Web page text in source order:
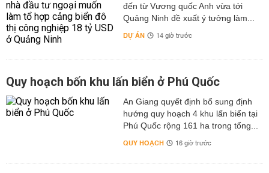
đến từ Vương quốc Anh vừa tới
Quảng Ninh đề xuất ý tưởng làm...
DỰ ÁN 14 giờ trước
Quy hoạch bốn khu lấn biển ở Phú Quốc
An Giang quyết định bổ sung định
hướng quy hoạch 4 khu lấn biển tại
Phú Quốc rộng 161 ha trong tổng...
QUY HOẠCH 16 giờ trước